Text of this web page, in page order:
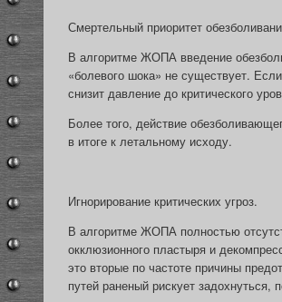
Смертельный приоритет
В алгоритме ЖОПА введение
«болевого шока» не существует.
снизит давление до критического
Более того, действие
в итоге к летальному исходу.
Игнорирование критических угроз.
В алгоритме ЖОПА полностью
окклюзионного пластыря и
это вторые по частоте причины
путей раненый рискует задохнуться,